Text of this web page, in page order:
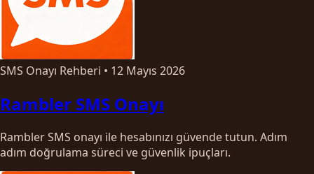
SMS Onayı Rehberi • 12 Mayıs 2026
Rambler SMS Onayı
Rambler SMS onayı ile hesabınızı güvende tutun. Adım
adım doğrulama süreci ve güvenlik ipuçları.